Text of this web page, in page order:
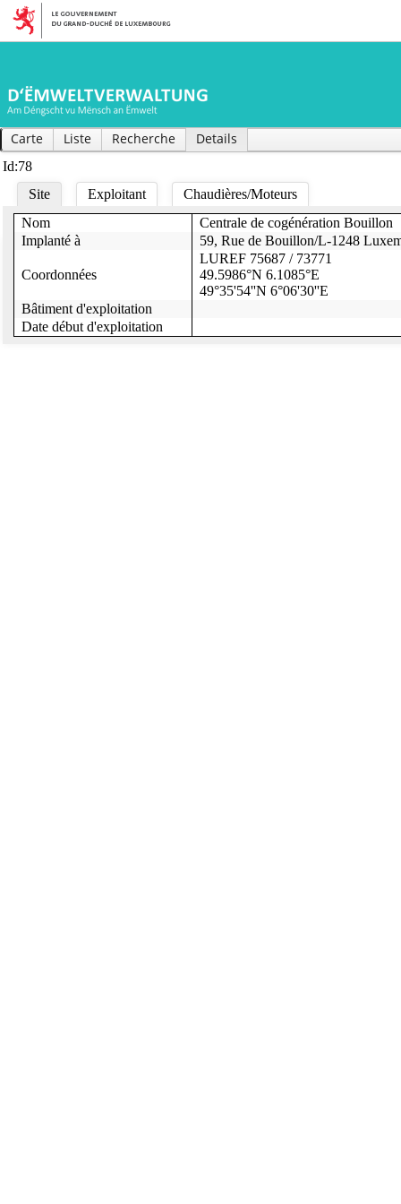
Carte Liste Recherche Details
Id:78
Site
Nom
Centrale de cogénération Bouillon
Implanté à
59, Rue de Bouillon/L-1248
Coordonnées
LUREF 75687 / 73771
49.5986°N 6.1085°E
49°35'54''N 6°06'30''E
Bâtiment d'exploitation
Date début d'exploitation
Exploitant
Code Nace
Secteur d'activité
Commercial
Nom exploitant
Ville de Luxembourg (Direction Energie -
Adresse exploitant
3, Rue du Laboratoire
L-1911 Luxembourg
Chaudières/Moteurs
Puissance thermique chaudière(s)
3300
Heures opératoires chaudière(s)
1809
349
Charges moyennes (Bois/Gaz naturel/mazout)
Exemption(s)
Hors service?